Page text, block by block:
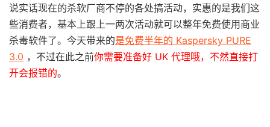
说实话现在的杀软厂商不停的各处搞活动，实惠的是我们这
些消费者，基本上跟上一两次活动就可以整年免费使用商业
杀毒软件了。今天带来的是免费半年的 Kaspersky PURE
3.0 ，不过在此之前你需要准备好 UK 代理哦，不然直接打
开会报错的。